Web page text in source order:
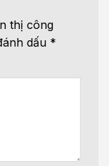
thị công
dấu *